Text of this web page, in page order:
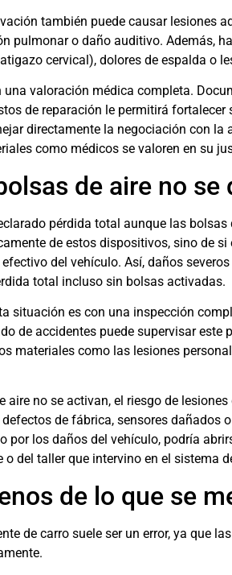
también puede causar lesiones
pulmonar o daño auditivo. Además,
cervical), dolores de espalda o
una valoración médica completa.
de reparación le permitirá fortalecer
directamente la negociación con la
como médicos se valoren en su
de aire no se
pérdida total aunque las bolsas
de estos dispositivos, sino de si
del vehículo. Así, daños
total incluso sin bolsas activadas.
situación es con una inspección
de accidentes puede supervisar este
materiales como las lesiones
no se activan, el riesgo de
de fábrica, sensores dañados
por los daños del vehículo, podría
del taller que intervino en el sistema
de lo que se
de carro suele ser un error, ya que